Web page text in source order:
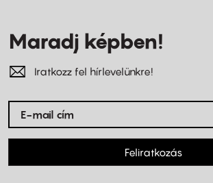
Maradj képben!
Iratkozz fel hírlevelünkre!
Feliratkozás